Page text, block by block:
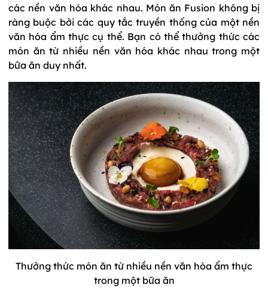
các nền văn hóa khác nhau. Món ăn Fusion không bị
ràng buộc bởi các quy tắc truyền thống của một nền
văn hóa ẩm thực cụ thể. Bạn có thể thưởng thức các
món ăn từ nhiều nền văn hóa khác nhau trong một
bữa ăn duy nhất.
Thưởng thức món ăn từ nhiều nền văn hóa ẩm thực
trong một bữa ăn